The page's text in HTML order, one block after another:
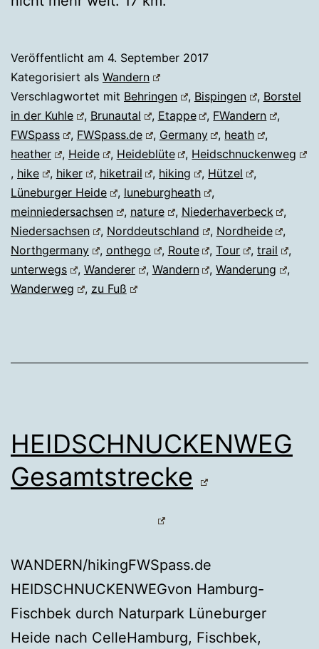
Veröffentlicht am 4. September 2017
Kategorisiert als Wandern
Verschlagwortet mit Behringen , Bispingen , Borstel
in der Kuhle
, Brunautal , Etappe , FWandern
,
FWSpass
, FWSpass.de , Germany , heath
,
heather
, Heide , Heideblüte , Heidschnuckenweg
, hike , hiker , hiketrail , hiking , Hützel
,
Lüneburger Heide
, luneburgheath
,
meinniedersachsen
, nature , Niederhaverbeck
,
Niedersachsen
, Norddeutschland , Nordheide
,
Northgermany
, onthego , Route ,Tour ,trail
,
unterwegs
, Wanderer , Wandern ,Wanderung
,
Wanderweg
, zu Fuß
HEIDSCHNUCKENWEG
Gesamtstrecke
WANDERN/hikingFWSpass.de
HEIDSCHNUCKENWEGvon Hamburg-
Fischbek durch Naturpark Lüneburger
Heide nach CelleHamburg, Fischbek,